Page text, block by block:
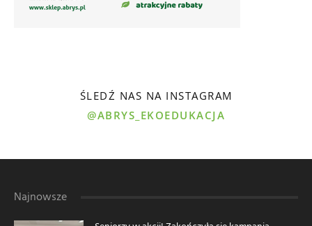
ŚLEDŹ NAS NA INSTAGRAM
@ABRYS_EKOEDUKACJA
Najnowsze